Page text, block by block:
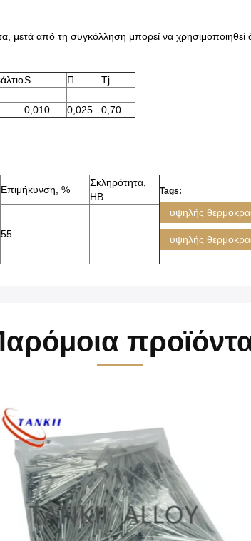
μετά από τη συγκόλληση μπορεί να χρησιμοποιηθεί
S Π
Tj
0,010 0,025
0,70
Επιμήκυνση, %
Σκληρότητα,
HB
55
Tags:
υψηλής
υψηλής